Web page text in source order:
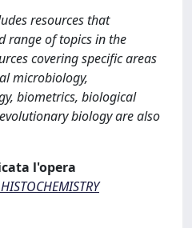
resources that
range of topics in the
covering specific areas
microbiology,
biometrics, biological
biology are also
l'opera